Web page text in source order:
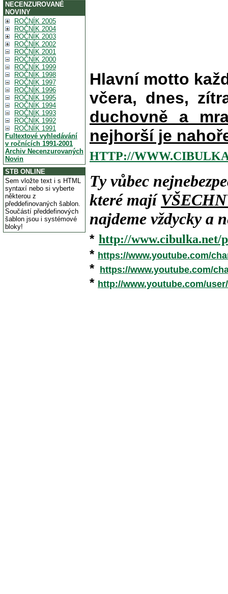
NECENZUROVANÉ
NOVINY
ROČNÍK 2005
ROČNÍK 2004
ROČNÍK 2003
ROČNÍK 2002
ROČNÍK 2001
ROČNÍK 2000
ROČNÍK 1999
ROČNÍK 1998
ROČNÍK 1997
ROČNÍK 1996
ROČNÍK 1995
ROČNÍK 1994
ROČNÍK 1993
ROČNÍK 1992
ROČNÍK 1991
Fultextové vyhledávání
v ročnících 1991-2001
Archiv Necenzurovaných
Novin
STB ONLINE
Sem vložte text i s HTML
syntaxí nebo si vyberte
některou z
předdefinovaných šablon.
Součástí předdefinových
šablon jsou i systémové
bloky!
Hlavní motto
včera, dnes,
duchovně a
nejhorší je
HTTP://
Ty vůbec
které mají
najdeme vždycky a
* http://www.cibulka.net/
* https://www.youtube.com/
* https://www.youtube.com/
* http://www.youtube.com/